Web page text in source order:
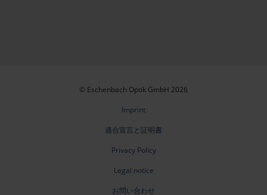
© Eschenbach Optik GmbH 2026
Imprint
適合宣言と証明書
Privacy Policy
Legal notice
お問い合わせ